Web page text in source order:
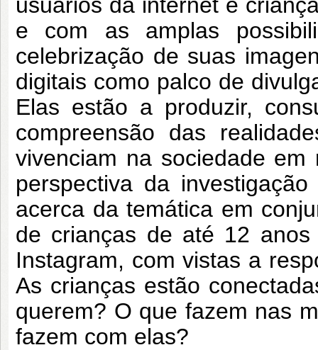
e com as amplas
celebrização de suas
digitais como palco de
Elas estão a produzir,
compreensão das
vivenciam na sociedade
perspectiva da
acerca da temática em
de crianças de até 12
Instagram, com vistas a
As crianças estão
querem? O que fazem nas
fazem com elas?